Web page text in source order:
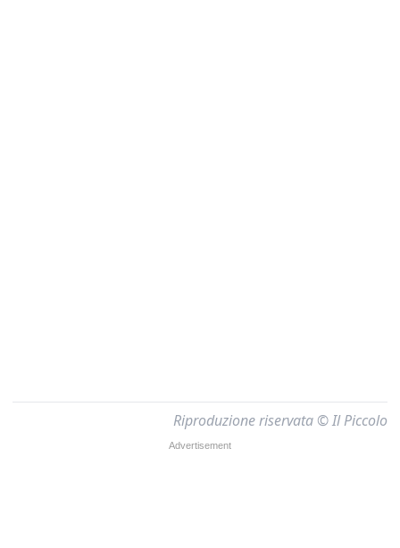
Riproduzione riservata © Il Piccolo